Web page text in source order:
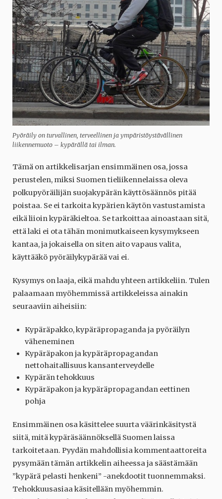
Pyöräily on turvallinen, terveellinen ja ympäristöystävällinen
liikennemuoto – kypärällä tai ilman.
Tämä on artikkelisarjan ensimmäinen osa, jossa
perustelen, miksi Suomen tieliikennelaissa oleva
polkupyöräilijän suojakypärän käyttösäännös pitää
poistaa. Se ei tarkoita kypärien käytön vastustamista
eikä liioin kypäräkieltoa. Se tarkoittaa ainoastaan sitä,
että laki ei ota tähän monimutkaiseen kysymykseen
kantaa, ja jokaisella on siten aito vapaus valita,
käyttääkö pyöräilykypärää vai ei.
Kysymys on laaja, eikä mahdu yhteen artikkeliin. Tulen
palaamaan myöhemmissä artikkeleissa ainakin
seuraaviin aiheisiin:
Kypäräpakko, kypäräpropaganda ja pyöräilyn
väheneminen
Kypäräpakon ja kypäräpropagandan
nettohaitallisuus kansanterveydelle
Kypärän tehokkuus
Kypäräpakon ja kypäräpropagandan eettinen
pohja
Ensimmäinen osa käsittelee suurta väärinkäsitystä
siitä, mitä kypäräsäännöksellä Suomen laissa
tarkoitetaan. Pyydän mahdollisia kommentaattoreita
pysymään tämän artikkelin aiheessa ja säästämään
”kypärä pelasti henkeni” -anekdootit tuonnemmaksi.
Tehokkuusasiaa käsitellään myöhemmin.